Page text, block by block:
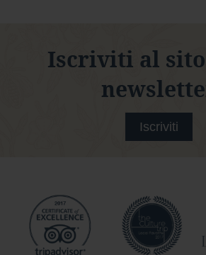
Iscriviti al
Iscriviti